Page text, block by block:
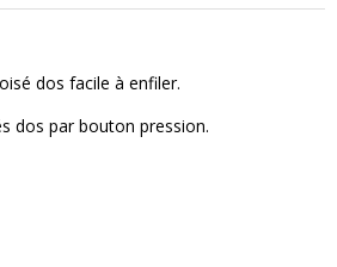
dos facile à enfiler.
dos par bouton pression.